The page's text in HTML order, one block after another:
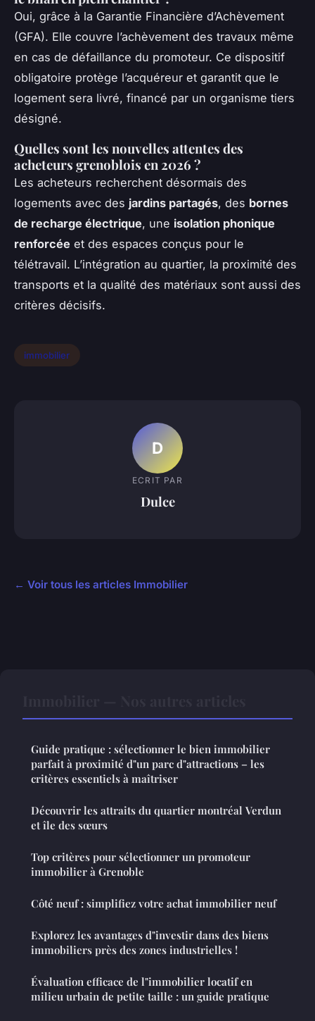
Oui, grâce à la Garantie Financière d’Achèvement
(GFA). Elle couvre l’achèvement des travaux même
en cas de défaillance du promoteur. Ce dispositif
obligatoire protège l’acquéreur et garantit que le
logement sera livré, financé par un organisme tiers
désigné.
Quelles sont les nouvelles attentes des
acheteurs grenoblois en 2026 ?
Les acheteurs recherchent désormais des
logements avec des jardins partagés, des bornes
de recharge électrique, une isolation phonique
renforcée et des espaces conçus pour le
télétravail. L’intégration au quartier, la proximité des
transports et la qualité des matériaux sont aussi des
critères décisifs.
immobilier
D
ECRIT PAR
Dulce
← Voir tous les articles Immobilier
Guide pratique : sélectionner le bien immobilier
parfait à proximité d"un parc d"attractions – les
critères essentiels à maîtriser
Découvrir les attraits du quartier montréal Verdun
et île des sœurs
Top critères pour sélectionner un promoteur
immobilier à Grenoble
Côté neuf : simplifiez votre achat immobilier neuf
Explorez les avantages d"investir dans des biens
immobiliers près des zones industrielles !
Évaluation efficace de l"immobilier locatif en
milieu urbain de petite taille : un guide pratique